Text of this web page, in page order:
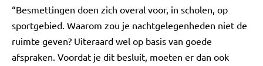
“Besmettingen doen zich overal voor, in scholen, op
sportgebied. Waarom zou je nachtgelegenheden niet de
ruimte geven? Uiteraard wel op basis van goede
afspraken. Voordat je dit besluit, moeten er dan ook